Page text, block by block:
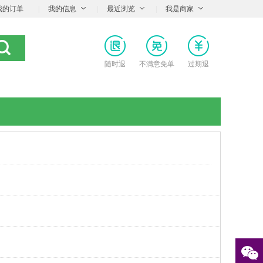
的订单 我的信息 最近浏览 我是商家
随时退 不满意免单 过期退